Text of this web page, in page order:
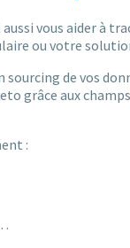
vous aider à
ou votre
de vos
grâce aux
: